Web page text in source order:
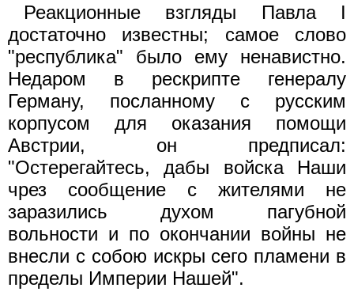
Реакционные взгляды Павла I
достаточно известны; самое слово
"республика" было ему ненавистно.
Недаром в рескрипте генералу
Герману, посланному с русским
корпусом для оказания помощи
Австрии, он предписал:
"Остерегайтесь, дабы войска Наши
чрез сообщение с жителями не
заразились духом пагубной
вольности и по окончании войны не
внесли с собою искры сего пламени в
пределы Империи Нашей".